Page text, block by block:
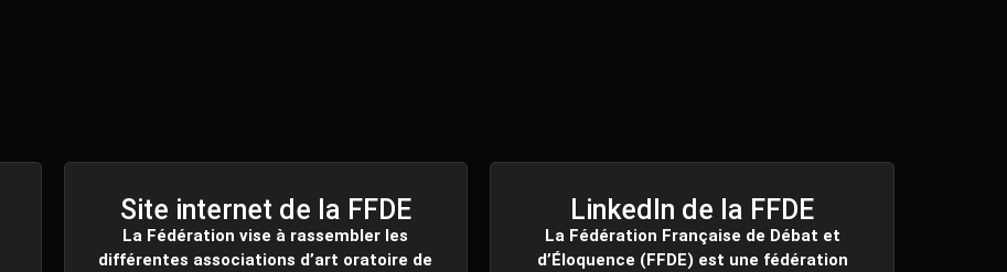
Site internet de la FFDE
La Fédération vise à rassembler les
différentes associations d’art oratoire de
LinkedIn de la FFDE
La Fédération Française de Débat et
d’Éloquence (FFDE) est une fédération